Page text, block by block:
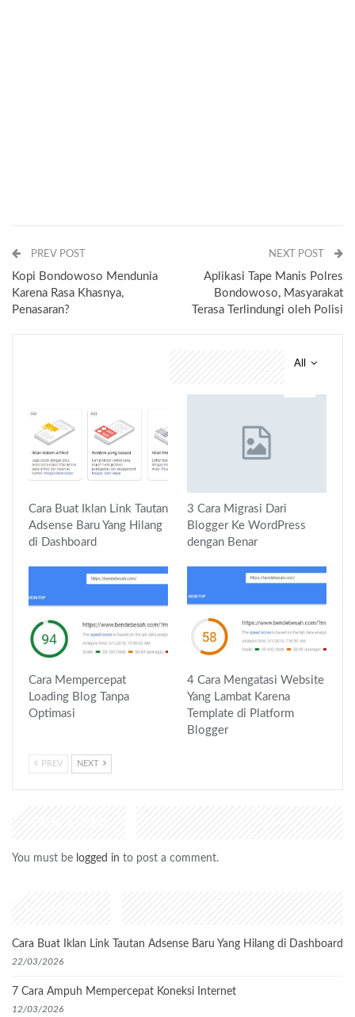
PREV POST
Kopi Bondowoso Mendunia
Karena Rasa Khasnya,
Penasaran?
NEXT POST
Aplikasi Tape Manis Polres
Bondowoso, Masyarakat
Terasa Terlindungi oleh Polisi
All
Cara Buat Iklan Link Tautan
Adsense Baru Yang Hilang
di Dashboard
3 Cara Migrasi Dari
Blogger Ke WordPress
dengan Benar
Cara Mempercepat
Loading Blog Tanpa
Optimasi
4 Cara Mengatasi Website
Yang Lambat Karena
Template di Platform
Blogger
PREV NEXT
LEAVE A REPLY
You must be logged in to post a comment.
Recent Posts
Cara Buat Iklan Link Tautan Adsense Baru Yang Hilang di Dashboard
22/03/2026
7 Cara Ampuh Mempercepat Koneksi Internet
12/03/2026